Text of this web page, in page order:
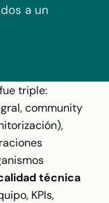
a un
triple:
community
técnica
KPIs,